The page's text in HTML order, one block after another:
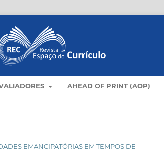
AHEAD OF PRINT (AOP)
EMANCIPATÓRIAS EM TEMPOS DE